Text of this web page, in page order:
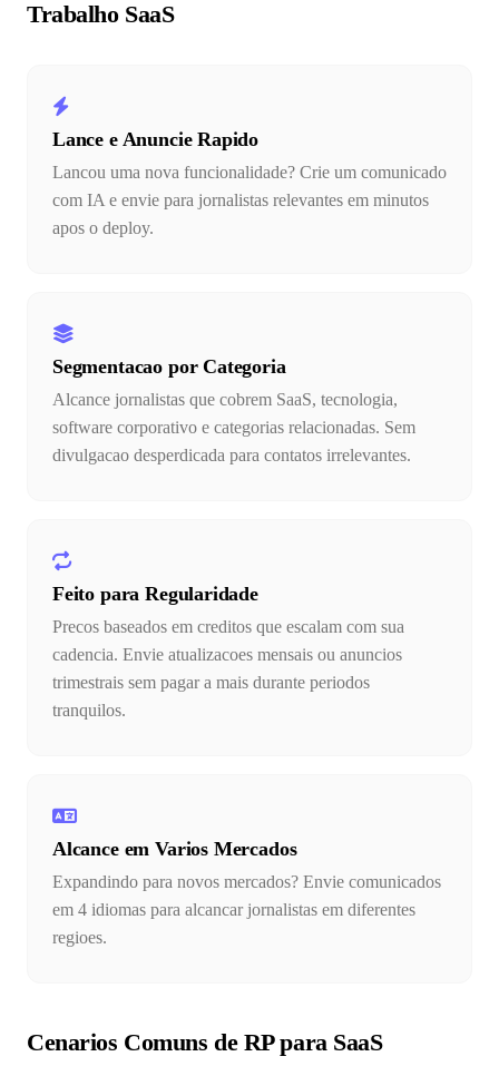
Trabalho SaaS
Lance e Anuncie Rapido
Lancou uma nova funcionalidade? Crie um comunicado
com IA e envie para jornalistas relevantes em minutos
apos o deploy.
Segmentacao por Categoria
Alcance jornalistas que cobrem SaaS, tecnologia,
software corporativo e categorias relacionadas. Sem
divulgacao desperdicada para contatos irrelevantes.
Feito para Regularidade
Precos baseados em creditos que escalam com sua
cadencia. Envie atualizacoes mensais ou anuncios
trimestrais sem pagar a mais durante periodos
tranquilos.
Alcance em Varios Mercados
Expandindo para novos mercados? Envie comunicados
em 4 idiomas para alcancar jornalistas em diferentes
regioes.
Cenarios Comuns de RP para SaaS